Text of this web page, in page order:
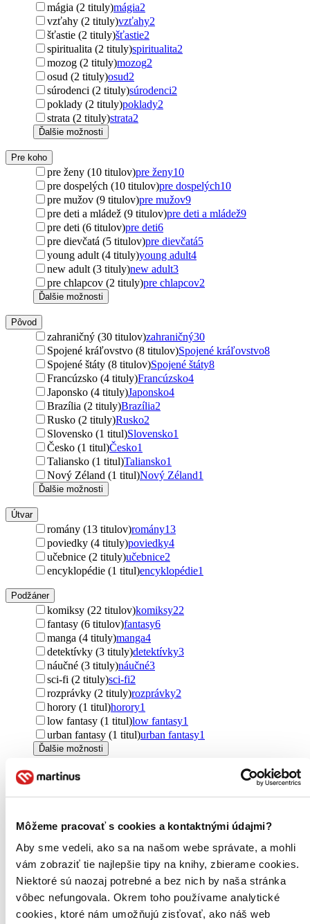
Môžeme pracovať s cookies a kontaktnými údajmi?
Aby sme vedeli, ako sa na našom webe správate, a mohli
vám zobraziť tie najlepšie tipy na knihy, zbierame cookies.
Niektoré sú naozaj potrebné a bez nich by naša stránka
vôbec nefungovala. Okrem toho používame analytické
cookies, ktoré nám umožňujú zisťovať, ako náš web
mágia (2 tituly)mágia2
vzťahy (2 tituly)vzťahy2
šťastie (2 tituly)šťastie2
spiritualita (2 tituly)spiritualita2
mozog (2 tituly)mozog2
osud (2 tituly)osud2
súrodenci (2 tituly)súrodenci2
poklady (2 tituly)poklady2
strata (2 tituly)strata2
Ďalšie možnosti
Pre koho
pre ženy (10 titulov)pre ženy10
pre dospelých (10 titulov)pre dospelých10
pre mužov (9 titulov)pre mužov9
pre deti a mládež (9 titulov)pre deti a mládež9
pre deti (6 titulov)pre deti6
pre dievčatá (5 titulov)pre dievčatá5
young adult (4 tituly)young adult4
new adult (3 tituly)new adult3
pre chlapcov (2 tituly)pre chlapcov2
Ďalšie možnosti
Pôvod
zahraničný (30 titulov)zahraničný30
Spojené kráľovstvo (8 titulov)Spojené kráľovstvo8
Spojené štáty (8 titulov)Spojené štáty8
Francúzsko (4 tituly)Francúzsko4
Japonsko (4 tituly)Japonsko4
Brazília (2 tituly)Brazília2
Rusko (2 tituly)Rusko2
Slovensko (1 titul)Slovensko1
Česko (1 titul)Česko1
Taliansko (1 titul)Taliansko1
Nový Zéland (1 titul)Nový Zéland1
Ďalšie možnosti
Útvar
romány (13 titulov)romány13
poviedky (4 tituly)poviedky4
učebnice (2 tituly)učebnice2
encyklopédie (1 titul)encyklopédie1
Podžáner
komiksy (22 titulov)komiksy22
fantasy (6 titulov)fantasy6
manga (4 tituly)manga4
detektívky (3 tituly)detektívky3
náučné (3 tituly)náučné3
sci-fi (2 tituly)sci-fi2
rozprávky (2 tituly)rozprávky2
horory (1 titul)horory1
low fantasy (1 titul)low fantasy1
urban fantasy (1 titul)urban fantasy1
Ďalšie možnosti
Autor
Michail Bulgakov (2 tituly) Michail Bulgakov2
Neil Gaiman (2 tituly) Neil Gaiman2
Michail Afanasjevič Bulgakov (2 tituly) Michail
Afanasjevič Bulgakov2
Charlie Mackesy (2 tituly) Charlie Mackesy2
Jean-Charles Gaudin (2 tituly)Jean-Charles Gaudin2
Matteo Farinella (2 tituly) Matteo Farinella 2